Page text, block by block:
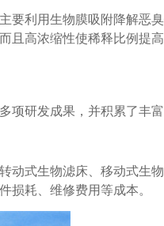
要利用生物膜吸附降解恶
且高浓缩性使稀释比例提
研发成果，并积累了丰富
动式生物滤床、移动式生物
损耗、维修费用等成本。